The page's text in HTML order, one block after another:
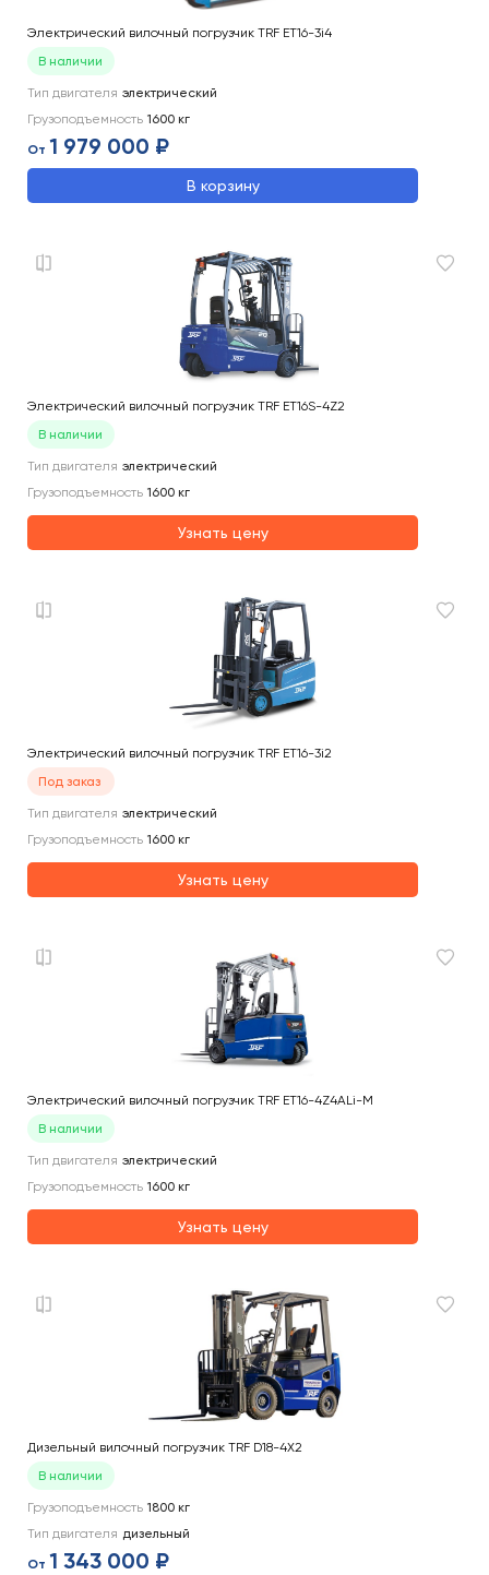
Электрический вилочный погрузчик TRF ET16-3i4
В наличии
Тип двигателя электрический
Грузоподъемность 1600 кг
От 1 979 000 ₽
В корзину
Электрический вилочный погрузчик TRF ET16S-4Z2
В наличии
Тип двигателя электрический
Грузоподъемность 1600 кг
Узнать цену
Электрический вилочный погрузчик TRF ET16-3i2
Под заказ
Тип двигателя электрический
Грузоподъемность 1600 кг
Узнать цену
Электрический вилочный погрузчик TRF ET16-4Z4ALi-M
В наличии
Тип двигателя электрический
Грузоподъемность 1600 кг
Узнать цену
Дизельный вилочный погрузчик TRF D18-4X2
В наличии
Грузоподъемность 1800 кг
Тип двигателя дизельный
От 1 343 000 ₽